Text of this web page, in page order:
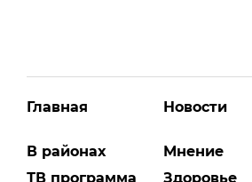
Главная
В районах
ТВ программа
Новости
Мнение
Здоровье